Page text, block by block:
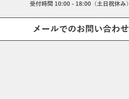
受付時間 10:00 - 18:00（土日祝休み）
メールでのお問い合わせ